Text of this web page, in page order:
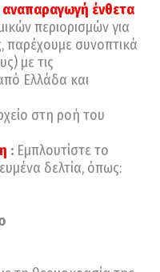
ένθετα
περιορισμών για
παρέχουμε συνοπτικά
με τις
Ελλάδα και
στη ροή του
: Εμπλουτίστε το
δελτία, όπως: